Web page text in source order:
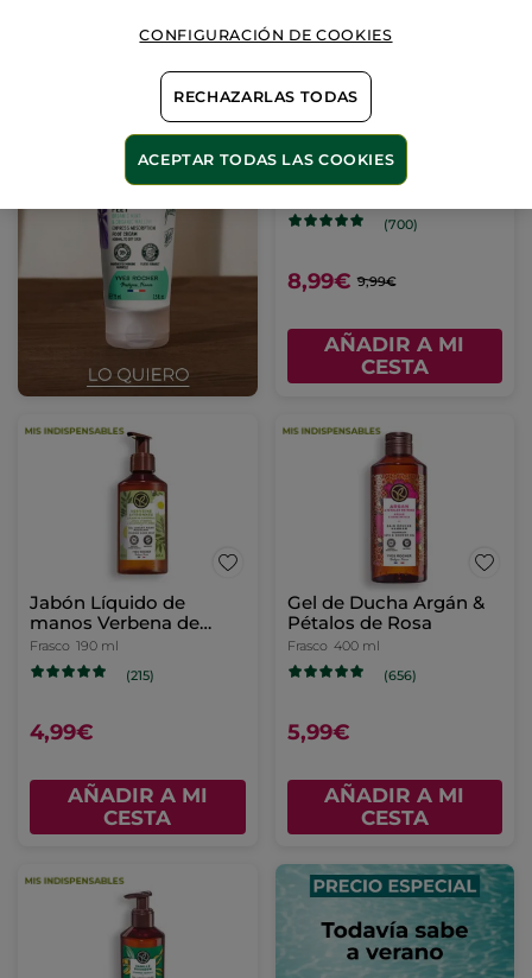
Aceite Exfoliante
(700)
8,99€ 9,99€
AÑADIR A MI
CESTA
Jabón Líquido de
manos Verbena de
Limón y Flor De
Camomila
Frasco 190 ml
(215)
4,99€
AÑADIR A MI
CESTA
Gel de Ducha Argán &
Pétalos de Rosa
Frasco 400 ml
(656)
5,99€
AÑADIR A MI
CESTA
CONFIGURACIÓN DE COOKIES
RECHAZARLAS TODAS
ACEPTAR TODAS LAS COOKIES